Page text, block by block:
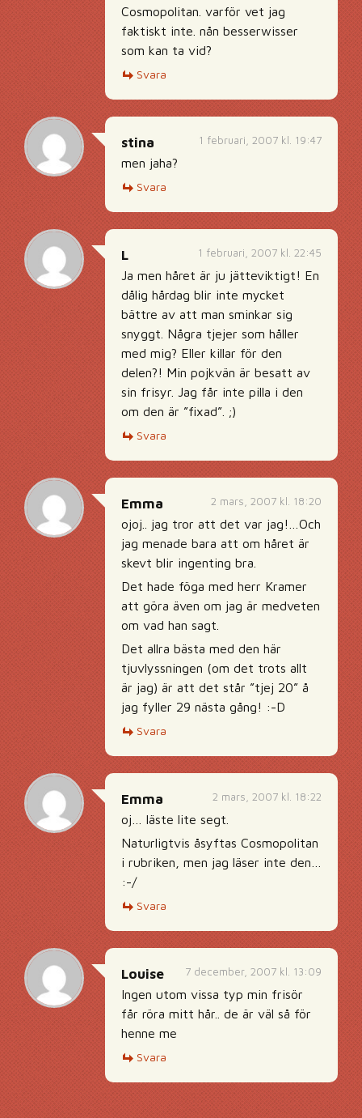
Cosmopolitan. varför vet jag
faktiskt inte. nån besserwisser
som kan ta vid?
Svara
1 februari, 2007 kl. 19:47
stina
men jaha?
Svara
1 februari, 2007 kl. 22:45
L
Ja men håret är ju jätteviktigt! En
dålig hårdag blir inte mycket
bättre av att man sminkar sig
snyggt. Några tjejer som håller
med mig? Eller killar för den
delen?! Min pojkvän är besatt av
sin frisyr. Jag får inte pilla i den
om den är ”fixad”. ;)
Svara
2 mars, 2007 kl. 18:20
Emma
ojoj.. jag tror att det var jag!…Och
jag menade bara att om håret är
skevt blir ingenting bra.
Det hade föga med herr Kramer
att göra även om jag är medveten
om vad han sagt.
Det allra bästa med den här
tjuvlyssningen (om det trots allt
är jag) är att det står ”tjej 20” å
jag fyller 29 nästa gång! :-D
Svara
2 mars, 2007 kl. 18:22
Emma
oj… läste lite segt.
Naturligtvis åsyftas Cosmopolitan
i rubriken, men jag läser inte den…
:-/
Svara
7 december, 2007 kl. 13:09
Louise
Ingen utom vissa typ min frisör
får röra mitt hår.. de är väl så för
henne me
Svara